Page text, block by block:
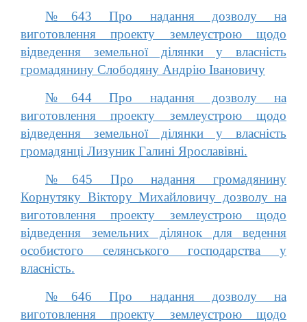
№643 Про надання дозволу на
виготовлення проекту землеустрою щодо
відведення земельної ділянки у власність
громадянину Слободяну Андрію Івановичу
№644 Про надання дозволу на
виготовлення проекту землеустрою щодо
відведення земельної ділянки у власність
громадянці Лизуник Галині Ярославівні.
№645 Про надання громадянину
Корнутяку Віктору Михайловичу дозволу на
виготовлення проекту землеустрою щодо
відведення земельних ділянок для ведення
особистого селянського господарства у
власність.
№646 Про надання дозволу на
виготовлення проекту землеустрою щодо